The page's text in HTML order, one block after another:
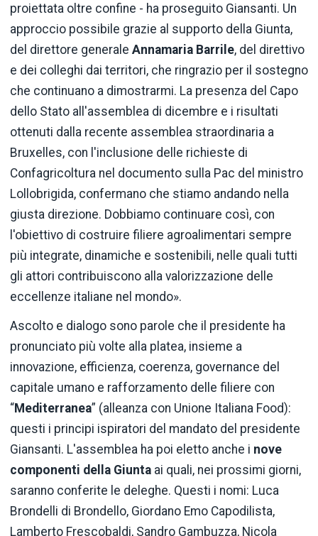
proiettata oltre confine - ha proseguito Giansanti. Un
approccio possibile grazie al supporto della Giunta,
del direttore generale Annamaria Barrile, del direttivo
e dei colleghi dai territori, che ringrazio per il sostegno
che continuano a dimostrarmi. La presenza del Capo
dello Stato all'assemblea di dicembre e i risultati
ottenuti dalla recente assemblea straordinaria a
Bruxelles, con l'inclusione delle richieste di
Confagricoltura nel documento sulla Pac del ministro
Lollobrigida, confermano che stiamo andando nella
giusta direzione. Dobbiamo continuare così, con
l'obiettivo di costruire filiere agroalimentari sempre
più integrate, dinamiche e sostenibili, nelle quali tutti
gli attori contribuiscono alla valorizzazione delle
eccellenze italiane nel mondo».
Ascolto e dialogo sono parole che il presidente ha
pronunciato più volte alla platea, insieme a
innovazione, efficienza, coerenza, governance del
capitale umano e rafforzamento delle filiere con
“Mediterranea” (alleanza con Unione Italiana Food):
questi i principi ispiratori del mandato del presidente
Giansanti. L'assemblea ha poi eletto anche i nove
componenti della Giunta ai quali, nei prossimi giorni,
saranno conferite le deleghe. Questi i nomi: Luca
Brondelli di Brondello, Giordano Emo Capodilista,
Lamberto Frescobaldi, Sandro Gambuzza, Nicola